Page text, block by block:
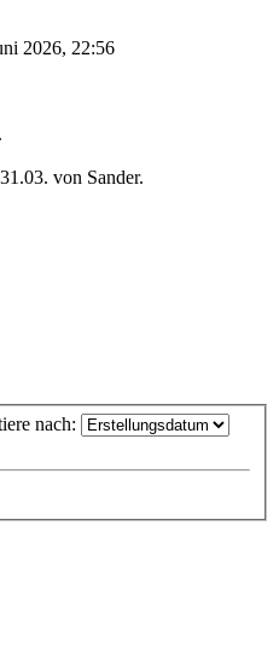
2026, 22:56
von Sander.
nach: